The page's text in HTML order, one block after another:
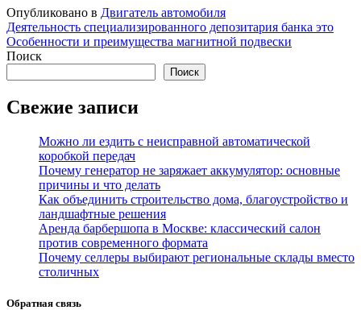
Опубликовано в Двигатель автомобиля
Навигация
по
Деятельность специализированного депозитария банка это
Особенности и преимущества магнитной подвески
Поиск
Поиск
Свежие записи
Можно ли ездить с неисправной автоматической
коробкой передач
Почему генератор не заряжает аккумулятор: основные
причины и что делать
Как объединить строительство дома, благоустройство и
ландшафтные решения
Аренда барбершопа в Москве: классический салон
против современного формата
Почему селлеры выбирают региональные склады вместо
столичных
Обратная связь